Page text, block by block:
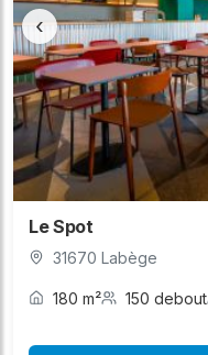
‹
Le Spot
31670 Labège
180 m² 150 debout